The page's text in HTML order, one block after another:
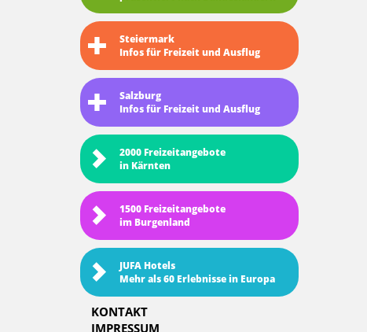
Steiermark
Infos für Freizeit und Ausflug
Salzburg
Infos für Freizeit und Ausflug
2000 Freizeitangebote
in Kärnten
1500 Freizeitangebote
im Burgenland
JUFA Hotels
Mehr als 60 Erlebnisse in Europa
KONTAKT
IMPRESSUM